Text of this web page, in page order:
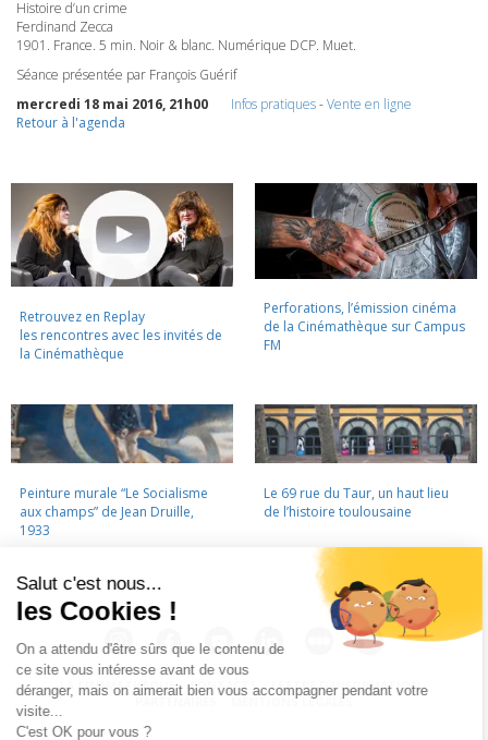
Histoire d’un crime
Ferdinand Zecca
1901. France. 5 min. Noir & blanc. Numérique DCP. Muet.
Séance présentée par François Guérif
mercredi 18 mai 2016, 21h00
Infos pratiques-Vente en ligne
Retour à l'agenda
Retrouvez en Replay
les rencontres avec les invités de
la Cinémathèque
Perforations, l’émission cinéma
de la Cinémathèque sur Campus
FM
Peinture murale “Le Socialisme
aux champs” de Jean Druille,
1933
Le 69 rue du Taur, un haut lieu
de l’histoire toulousaine
LA CINÉMATHÈQUE · CONTACTS · LETTRE D'INFORMATION ·
MENTIONS LÉGALES